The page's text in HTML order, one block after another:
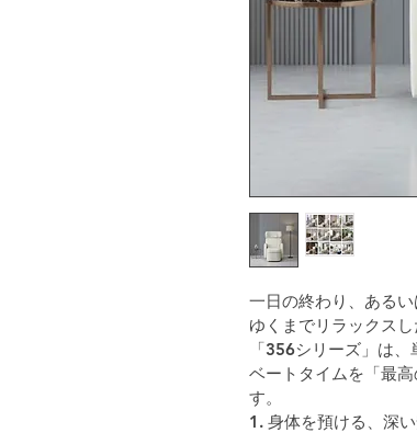
一日の終わり、ある
ゆくまでリラックス
「356シリーズ」は
ベートタイムを「最
す。
1. 身体を預ける、深